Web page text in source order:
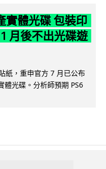
體光碟 包裝印
月後不出光碟遊
紙，重申官方 7 月已公布
體光碟。分析師預期 PS6